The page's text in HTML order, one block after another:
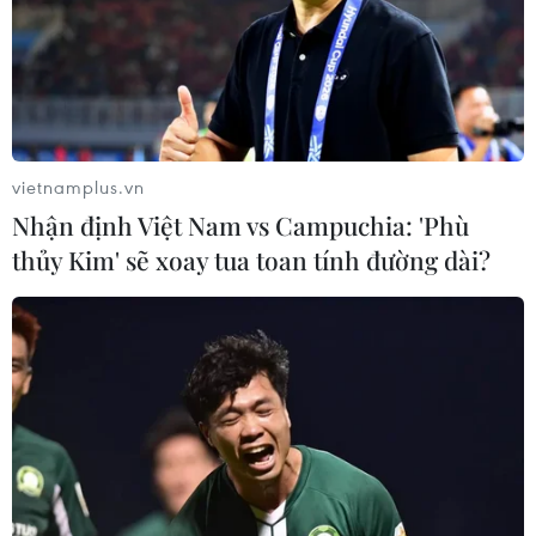
11/11/2021 12:47
EMA khuyến nghị bổ sung nguy cơ viêm tủy sống hiếm
gặp là tác dụng phụ của vaccine của Johnson&Johnson
và nguy cơ huyết khối xoang tĩnh mạch não (CVST) là
tác dụng phụ của vaccine của AstraZeneca.
vietnamplus.vn
Nhận định Việt Nam vs Campuchia: 'Phù
thủy Kim' sẽ xoay tua toan tính đường dài?